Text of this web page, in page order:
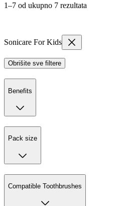
1–7 od ukupno 7 rezultata
Sonicare For Kids
Obrišite sve filtere
Benefits
Pack size
Compatible Toothbrushes